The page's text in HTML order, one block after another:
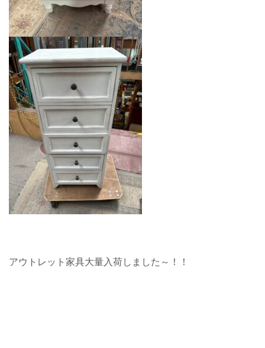
アウトレット家具大量入荷しました～！！